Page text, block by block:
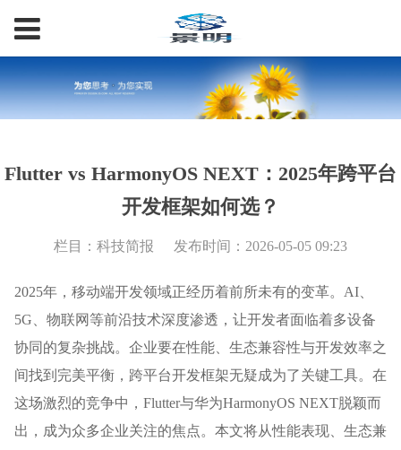
Flutter vs HarmonyOS NEXT：2025年跨平台
开发框架如何选？
栏目：科技简报 发布时间：2026-05-05 09:23
2025年，移动端开发领域正经历着前所未有的变革。AI、
5G、物联网等前沿技术深度渗透，让开发者面临着多设备
协同的复杂挑战。企业要在性能、生态兼容性与开发效率之
间找到完美平衡，跨平台开发框架无疑成为了关键工具。在
这场激烈的竞争中，Flutter与华为HarmonyOS NEXT脱颖而
出，成为众多企业关注的焦点。本文将从性能表现、生态兼